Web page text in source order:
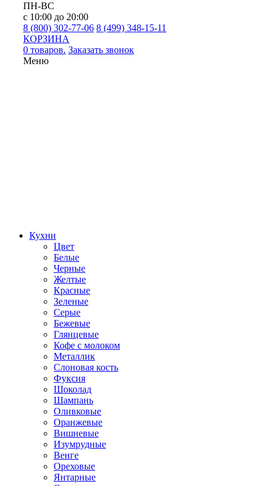
ПН-ВС
с 10:00 до 20:00
8 (800) 302-77-06 8 (499) 348-15-11
КОРЗИНА
0 товаров. Заказать звонок
Меню
Кухни
Цвет
Белые
Черные
Желтые
Красные
Зеленые
Серые
Бежевые
Глянцевые
Кофе с молоком
Металлик
Слоновая кость
Фуксия
Шоколад
Шампань
Оливковые
Оранжевые
Вишневые
Изумрудные
Венге
Ореховые
Янтарные